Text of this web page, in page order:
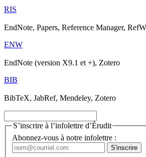
RIS
EndNote, Papers, Reference Manager,
ENW
EndNote (version X9.1 et +), Zotero
BIB
BibTeX, JabRef, Mendeley, Zotero
S’inscrire à l’infolettre d’Érudit
Abonnez-vous à notre infolettre :